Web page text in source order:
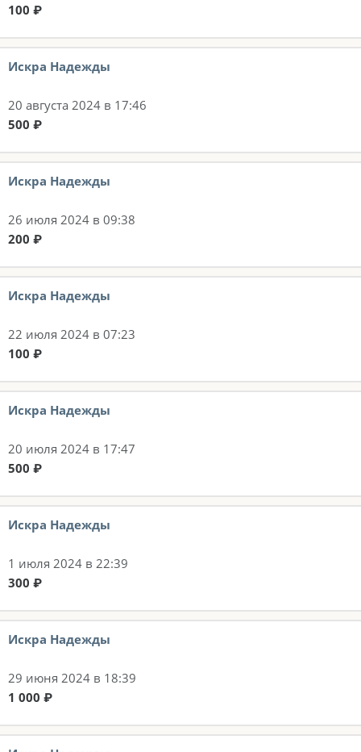
100 ₽
Искра Надежды
20 августа 2024 в 17:46
500 ₽
Искра Надежды
26 июля 2024 в 09:38
200 ₽
Искра Надежды
22 июля 2024 в 07:23
100 ₽
Искра Надежды
20 июля 2024 в 17:47
500 ₽
Искра Надежды
1 июля 2024 в 22:39
300 ₽
Искра Надежды
29 июня 2024 в 18:39
1 000 ₽